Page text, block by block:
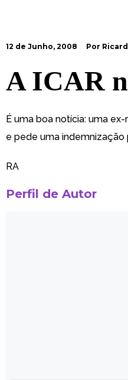
12 de Junho, 2008 Por
A ICAR
É uma boa notícia: uma ex-
e pede uma indemnização
RA
Perfil de Autor